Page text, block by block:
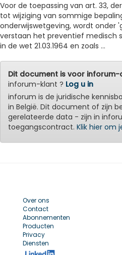
Voor de toepassing van art. 33,
tot wijziging van sommige
onderwijswetgeving, wordt onder
verstaan het preventief medisch
in de wet 21.03.1964 en zoals ...
Dit document is voor inforum-
inforum-klant ? Log u in
inforum is de juridische
in België. Dit document of zijn
gerelateerde data - zijn in
toegangscontract. Klik hier om
Over ons
Contact
Abonnementen
Producten
Privacy
Diensten